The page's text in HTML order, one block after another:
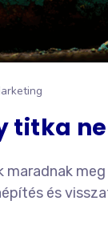
titka
maradnak
és